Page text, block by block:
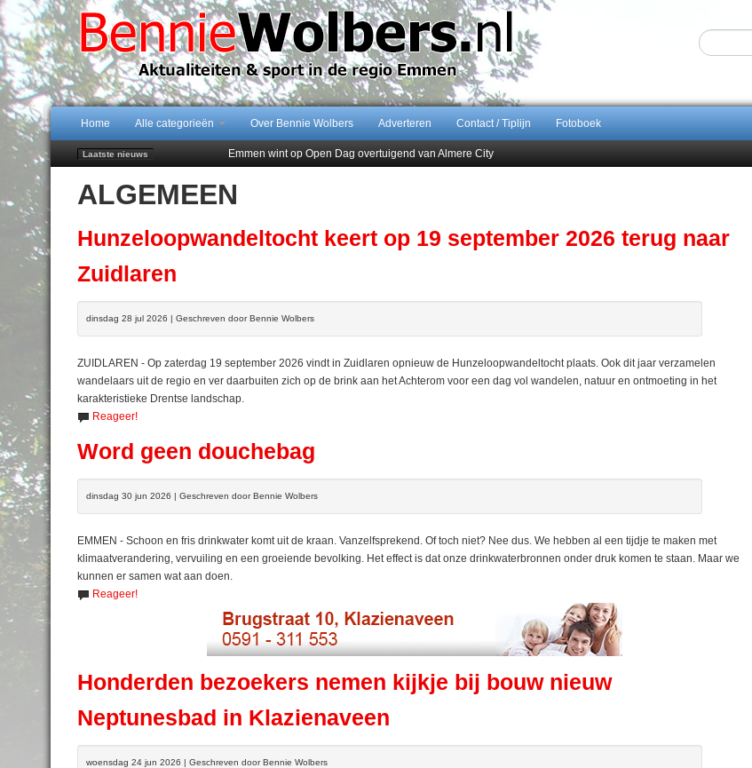
Home Alle categorieën Over Bennie Wolbers Adverteren Contact / Tiplijn Fotoboek
Laatste nieuws
Emmen wint op Open Dag overtuigend van Almere City
Jubileumfeest 35 jaar De Amer
Hunzeloopwandeltocht keert op 19 september 2026 terug naar Zuidlaren
ALGEMEEN
Hunzeloopwandeltocht keert op 19 september 2026 terug naar
Zuidlaren
dinsdag 28 jul 2026 | Geschreven door Bennie Wolbers
ZUIDLAREN - Op zaterdag 19 september 2026 vindt in Zuidlaren opnieuw de Hunzeloopwandeltocht plaats. Ook dit jaar verzamelen
wandelaars uit de regio en ver daarbuiten zich op de brink aan het Achterom voor een dag vol wandelen, natuur en ontmoeting in het
karakteristieke Drentse landschap.
Reageer!
Word geen douchebag
dinsdag 30 jun 2026 | Geschreven door Bennie Wolbers
EMMEN - Schoon en fris drinkwater komt uit de kraan. Vanzelfsprekend. Of toch niet? Nee dus. We hebben al een tijdje te maken met
klimaatverandering, vervuiling en een groeiende bevolking. Het effect is dat onze drinkwaterbronnen onder druk komen te staan. Maar we
kunnen er samen wat aan doen.
Reageer!
Honderden bezoekers nemen kijkje bij bouw nieuw
Neptunesbad in Klazienaveen
woensdag 24 jun 2026 | Geschreven door Bennie Wolbers